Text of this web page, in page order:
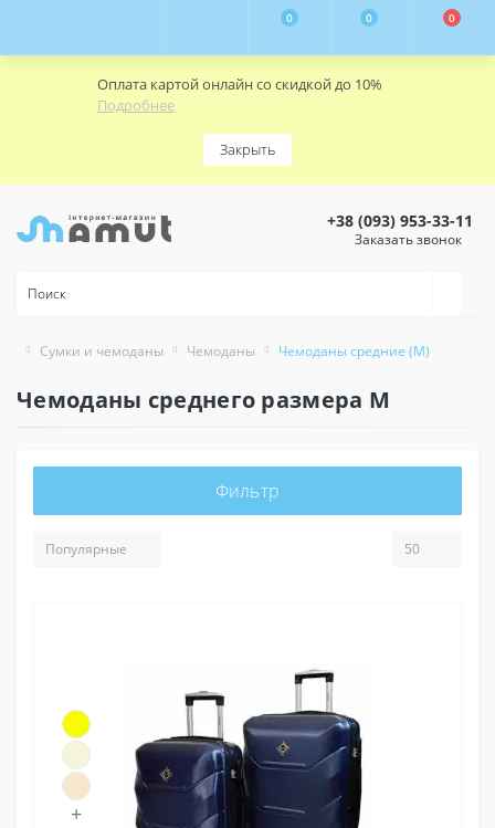
Оплата картой онлайн со скидкой до 10%
Подробнее
Закрыть
0 0 0
+38 (093) 953-33-11
Заказать звонок
Сумки и чемоданы Чемоданы Чемоданы средние (M)
Чемоданы среднего размера M
Фильтр
+